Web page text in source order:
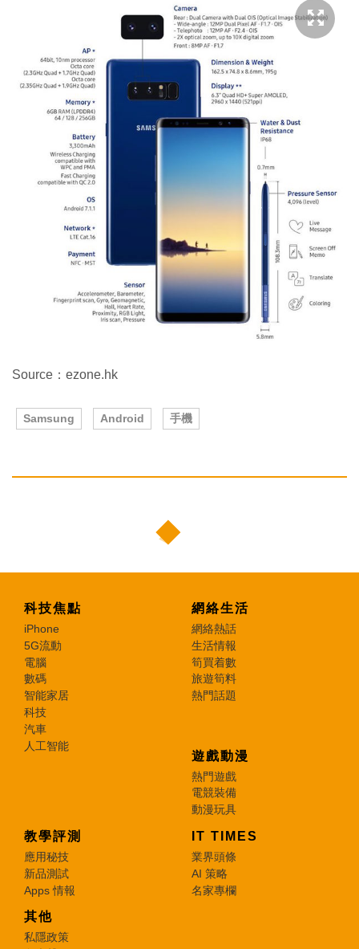
Source：ezone.hk
Samsung Android 手機
科技焦點
iPhone
5G流動
電腦
數碼
智能家居
科技
汽車
人工智能
網絡生活
網絡熱話
生活情報
筍買着數
旅遊筍料
熱門話題
遊戲動漫
熱門遊戲
電競裝備
動漫玩具
教學評測
應用秘技
新品測試
Apps 情報
IT TIMES
業界頭條
AI 策略
名家專欄
其他
私隱政策